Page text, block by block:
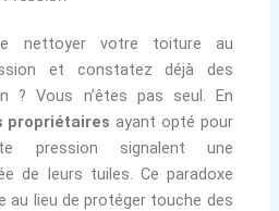
nettoyer votre toiture au
et constatez déjà des
? Vous n’êtes pas seul. En
propriétaires ayant opté pour
pression signalent une
de leurs tuiles. Ce paradoxe
au lieu de protéger touche des